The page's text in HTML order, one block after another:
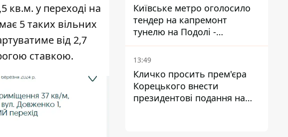
кв.м. у переході на
5 таких вільних
від 2,7
ставкою.
Київське метро оголосило
тендер на капремонт
тунелю на Подолі -
триватиме майже два роки
13:49
Кличко просить прем'єра
Корецького внести
президентові подання на